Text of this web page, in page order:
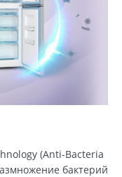
(Anti-Bacteria
бактерий